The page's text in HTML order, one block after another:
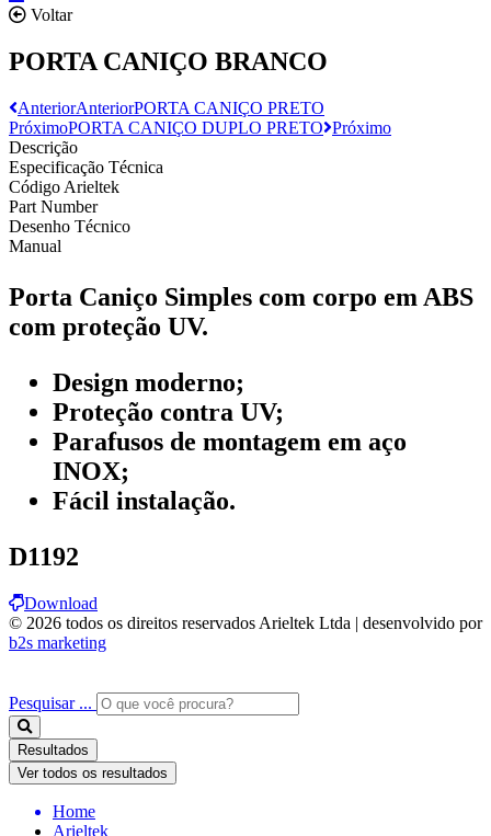
Voltar
PORTA CANIÇO BRANCO
AnteriorAnteriorPORTA CANIÇO PRETO
PróximoPORTA CANIÇO DUPLO PRETO Próximo
Descrição
Especificação Técnica
Código Arieltek
Part Number
Desenho Técnico
Manual
Porta Caniço Simples com corpo em ABS
com proteção UV.
Design moderno;
Proteção contra UV;
Parafusos de montagem em aço
INOX;
Fácil instalação.
D1192
Download
© 2026 todos os direitos reservados Arieltek Ltda | desenvolvido por
b2s marketing
Pesquisar ...
Resultados
Ver todos os resultados
Home
Arieltek